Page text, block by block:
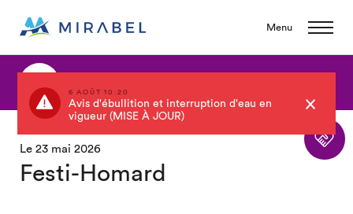
Menu
6 AOÛT 10:20
Avis d'ébullition et interruption d'eau en
vigueur (MISE À JOUR)
Le 23 mai 2026
Festi-Homard